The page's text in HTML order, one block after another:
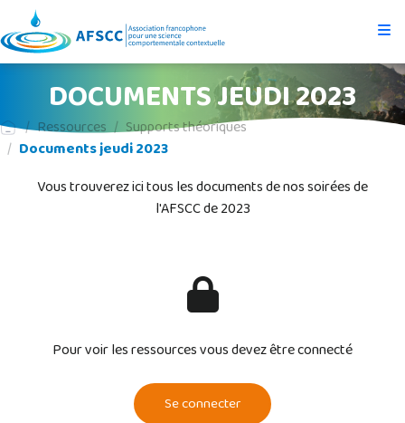
DOCUMENTS JEUDI 2023
Ressources
Supports théoriques
Documents jeudi 2023
Vous trouverez ici tous les documents de nos soirées de
l'AFSCC de 2023
Pour voir les ressources vous devez être connecté
Se connecter